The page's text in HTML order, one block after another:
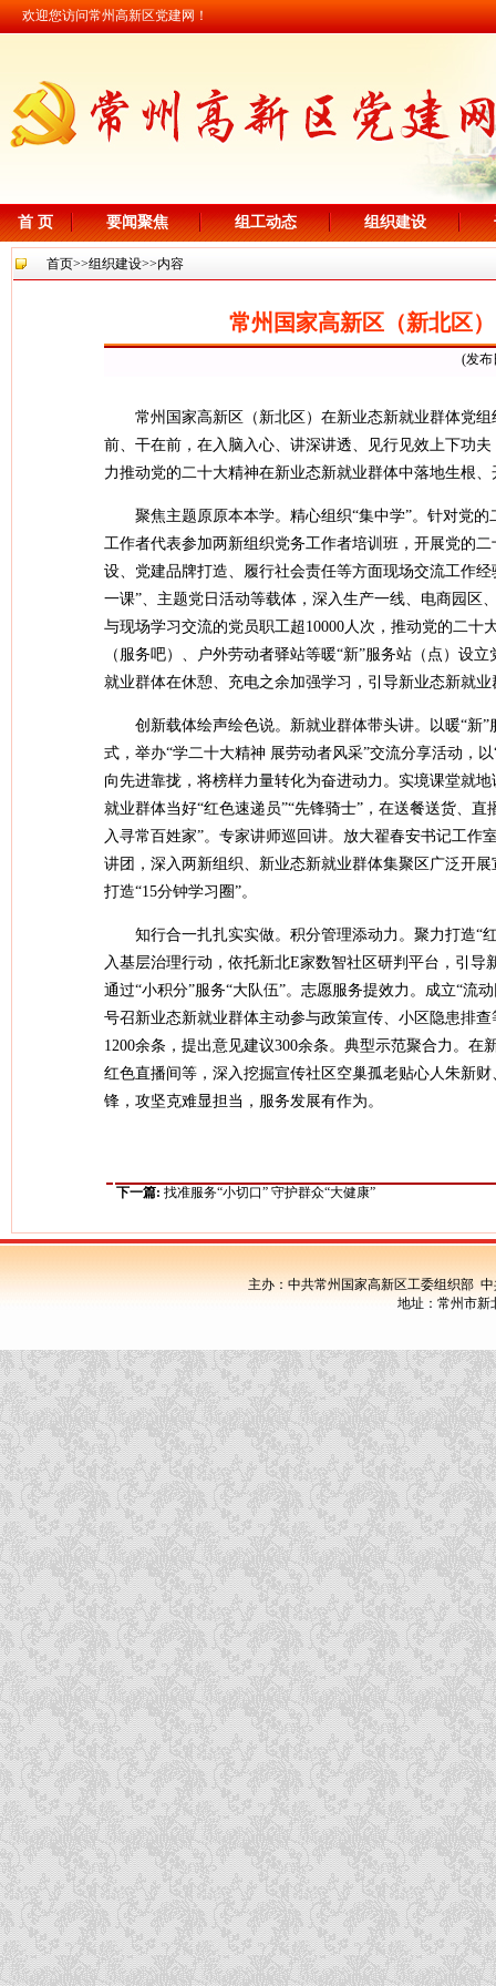
欢迎您访问常州高新区党建网！
首 页 要闻聚焦 组工动态 组织建设
首页>>组织建设>>内容
常州国家高新区（新北区
(发布
常州国家高新区（新北区）在新业态新就业群体党
前、干在前，在入脑入心、讲深讲透、见行见效上下功
力推动党的二十大精神在新业态新就业群体中落地生根、
聚焦主题原原本本学。精心组织“集中学”。针对党
工作者代表参加两新组织党务工作者培训班，开展党的
设、党建品牌打造、履行社会责任等方面现场交流工作
一课”、主题党日活动等载体，深入生产一线、电商园区
与现场学习交流的党员职工超10000人次，推动党的二十
（服务吧）、户外劳动者驿站等暖“新”服务站（点）设
就业群体在休憩、充电之余加强学习，引导新业态新就
创新载体绘声绘色说。新就业群体带头讲。以暖“新
式，举办“学二十大精神 展劳动者风采”交流分享活动，
向先进靠拢，将榜样力量转化为奋进动力。实境课堂就
就业群体当好“红色速递员”“先锋骑士”，在送餐送货、
入寻常百姓家”。专家讲师巡回讲。放大翟春安书记工
讲团，深入两新组织、新业态新就业群体集聚区广泛开
打造“15分钟学习圈”。
知行合一扎扎实实做。 积分管理添动力。聚力打造“
入基层治理行动，依托新北E家数智社区研判平台，引
通过“小积分”服务“大队伍”。 志愿服务提效力。成立“流
号召新业态新就业群体主动参与政策宣传、小区隐患排
1200余条，提出意见建议300余条。典型示范聚合力。
红色直播间等，深入挖掘宣传社区空巢孤老贴心人朱新
锋，攻坚克难显担当，服务发展有作为。
下一篇: 找准服务“小切口” 守护群众“大健康”
主办：中共常州国家高新区工委组织部
地址：常州市